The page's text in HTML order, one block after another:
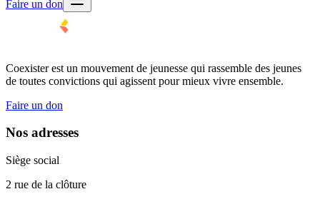
Faire un don
Coexister est un mouvement de jeunesse qui rassemble des jeunes
de toutes convictions qui agissent pour mieux vivre ensemble.
Faire un don
Nos adresses
Siège social
2 rue de la clôture